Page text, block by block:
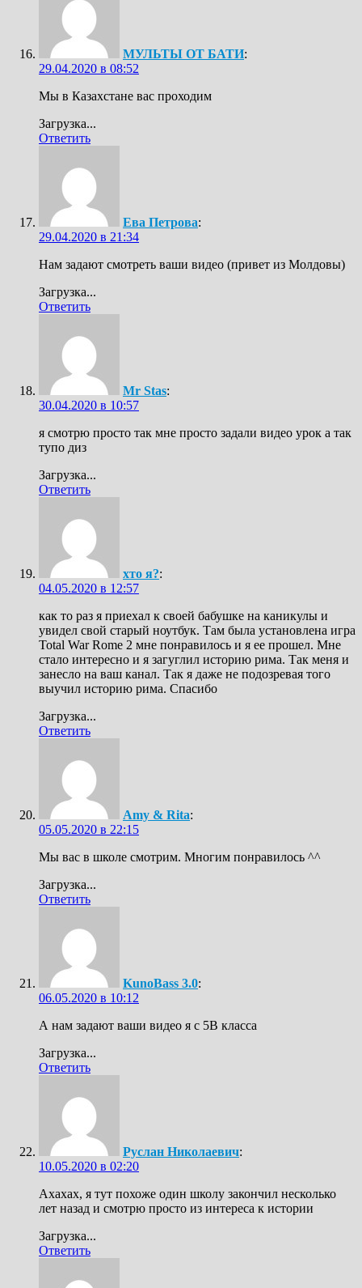
МУЛЬТЫ ОТ БАТИ:
29.04.2020 в 08:52
Мы в Казахстане вас проходим
Загрузка...
Ответить
Ева Петрова:
29.04.2020 в 21:34
Нам задают смотреть ваши видео (привет из Молдовы)
Загрузка...
Ответить
Mr Stas:
30.04.2020 в 10:57
я смотрю просто так мне просто задали видео урок а так
тупо диз
Загрузка...
Ответить
хто я?:
04.05.2020 в 12:57
как то раз я приехал к своей бабушке на каникулы и
увидел свой старый ноутбук. Там была установлена игра
Total War Rome 2 мне понравилось и я ее прошел. Мне
стало интересно и я загуглил историю рима. Так меня и
занесло на ваш канал. Так я даже не подозревая того
выучил историю рима. Спасибо
Загрузка...
Ответить
Amy & Rita:
05.05.2020 в 22:15
Мы вас в школе смотрим. Многим понравилось ^^
Загрузка...
Ответить
KunoBass 3.0:
06.05.2020 в 10:12
А нам задают ваши видео я с 5В класса
Загрузка...
Ответить
Руслан Николаевич:
10.05.2020 в 02:20
Ахахах, я тут похоже один школу закончил несколько
лет назад и смотрю просто из интереса к истории
Загрузка...
Ответить